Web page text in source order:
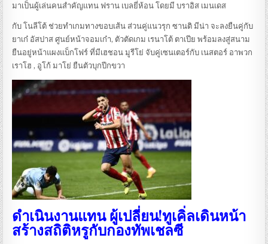
มาเป็นผู้เล่นคนสำคัญแทน ฟราน เบลยี่ห้อน โดยมี บราอิส เมนเดส
กับ โนลีโต้ ช่วยทำเกมทางขอบเส้น ส่วนคู่แนวรุก ซานติ มีน่า จะลงยืนคู่กับ
ยาเก๋ อัสปาส ศูนย์หน้าจอมเก๋า, ตัวตัดเกม เรนาโต้ ตาเปีย พร้อมลงสู่สนาม
ยืนอยู่หน้าแผงแบ็กโฟร์ ที่มีเฮชอน มูรีโย่ จับคู่เซนเตอร์กับ เนสตอร์ อาพวก
เราโฮ , อูโก้ มาโย่ ยืนตัวบุกปีกขวา
ดำเนินงานแทน ผู้เปลี่ยน!ทูเคิ่ลเดินหน้า
สร้างสถิติหรูกับกองทัพเชลซี